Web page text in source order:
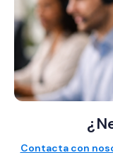
Contacta con